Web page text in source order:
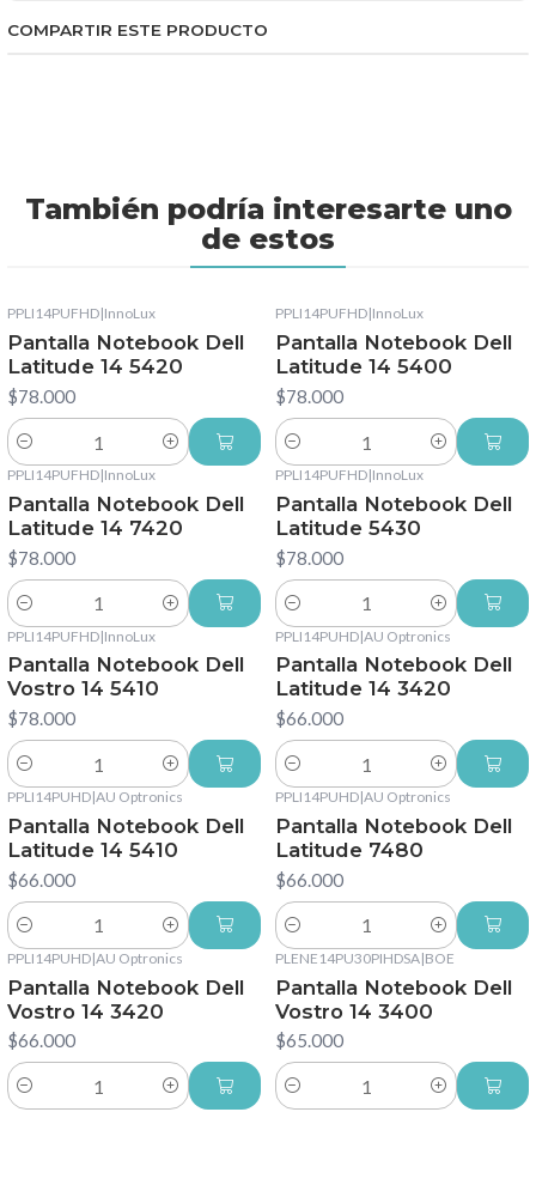
COMPARTIR ESTE PRODUCTO
También podría interesarte uno
de estos
PPLI14PUFHD|InnoLux
Pantalla Notebook Dell
Latitude 14 5420
$78.000
Cantidad
PPLI14PUFHD|InnoLux
Pantalla Notebook Dell
Latitude 14 5400
$78.000
Cantidad
PPLI14PUFHD|InnoLux
Pantalla Notebook Dell
Latitude 14 7420
$78.000
Cantidad
PPLI14PUFHD|InnoLux
Pantalla Notebook Dell
Latitude 5430
$78.000
Cantidad
PPLI14PUFHD|InnoLux
Pantalla Notebook Dell
Vostro 14 5410
$78.000
Cantidad
PPLI14PUHD|AU Optronics
Pantalla Notebook Dell
Latitude 14 3420
$66.000
Cantidad
PPLI14PUHD|AU Optronics
Pantalla Notebook Dell
Latitude 14 5410
$66.000
Cantidad
PPLI14PUHD|AU Optronics
Pantalla Notebook Dell
Latitude 7480
$66.000
Cantidad
PPLI14PUHD|AU Optronics
Pantalla Notebook Dell
Vostro 14 3420
$66.000
Cantidad
PLENE14PU30PIHDSA|BOE
Pantalla Notebook Dell
Vostro 14 3400
$65.000
Cantidad